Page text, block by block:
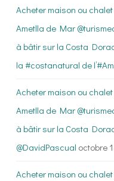
Acheter maison ou
Ametlla de Mar
à bâtir sur la Costa
la #costanatural de
Acheter maison ou
Ametlla de Mar
à bâtir sur la Costa
@DavidPascual octobre
Acheter maison ou